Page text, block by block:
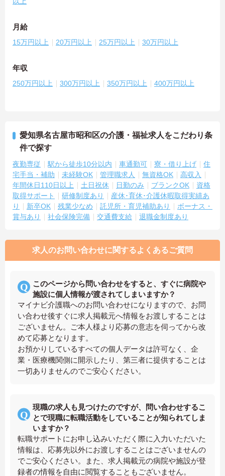
月給
15万円以上 20万円以上 25万円以上 30万円以上
年収
250万円以上 300万円以上 350万円以上 400万円以上
愛知県名古屋市昭和区の介護・福祉求人をこだわり条
件で探す
夜勤専従 駅から徒歩10分以内 車通勤可 寮・借り上げ
住
宅手当・補助
未経験OK 管理職求人 無資格OK
高収入
年間休日110日以上
土日祝休 日勤のみ ブランクOK
資格
取得サポート
研修制度あり
産休･育休･介護休暇取得実績あ
り
新卒OK 残業少なめ 託児所・育児補助あり
ボーナス・
賞与あり
社会保険完備 交通費支給 退職金制度あり
求人のお問い合わせに関するよくあるご質問
このページから問い合わせをすると、すぐに病院や
施設に個人情報が渡されてしまいますか？
マイナビ介護職へのお問い合わせになりますので、お問
い合わせ後すぐに求人掲載元へ情報をお渡しすることは
ございません。ご本人様より応募の意志を伺ってから改
めて応募となります。
お預かりしているすべての個人データは許可なく、企
業・医療機関側に開示したり、第三者に提供することは
一切ありませんのでご安心ください。
現職の求人も見つけたのですが、問い合わせするこ
とで現職に転職活動をしていることが知られてしま
いますか？
転職サポートにお申し込みいただく際に入力いただいた
情報は、応募先以外にお渡しすることはございませんの
でご安心ください。また、求人掲載元の病院や施設が登
録者の情報を自由に閲覧することもございません。